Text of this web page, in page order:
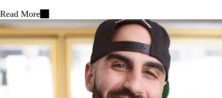
Read More